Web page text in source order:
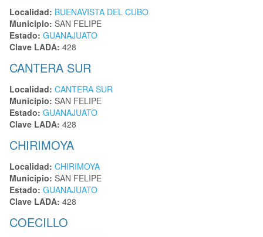
Localidad: BUENAVISTA DEL CUBO
Municipio: SAN FELIPE
Estado: GUANAJUATO
Clave LADA: 428
CANTERA SUR
Localidad: CANTERA SUR
Municipio: SAN FELIPE
Estado: GUANAJUATO
Clave LADA: 428
CHIRIMOYA
Localidad: CHIRIMOYA
Municipio: SAN FELIPE
Estado: GUANAJUATO
Clave LADA: 428
COECILLO